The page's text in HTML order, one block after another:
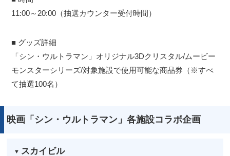
11:00～20:00（抽選カウンター受付時間）
■ グッズ詳細
「シン・ウルトラマン」オリジナル3Dクリスタル/ムービー
モンスターシリーズ/対象施設で使用可能な商品券（※すべ
て抽選100名）
映画「シン・ウルトラマン」各施設コラボ企画
スカイビル